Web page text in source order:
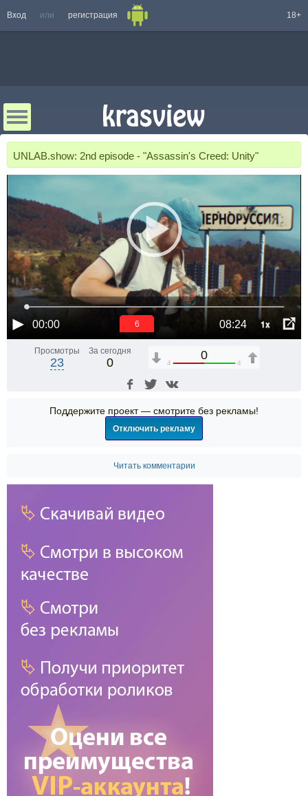
Вход или регистрация 18+
UNLAB.show: 2nd episode - "Assassin's Creed: Unity"
00:00 08:24 1x
6
Просмотры
23
За сегодня
0
0
4 4
Поддержите проект — смотрите без рекламы!
Отключить рекламу
Читать комментарии